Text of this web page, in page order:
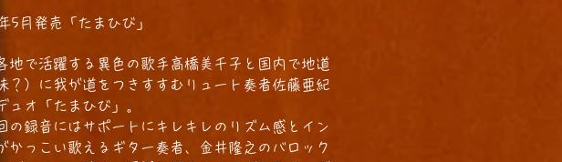
5月発売「たまひび」
地で活躍する異色の歌手高橋美千子と国内で地道
？）に我が道をつきすすむリュート奏者佐藤亜紀
ュオ「たまひび」。
録音にはサポートにキレキレのリズム感とイン
かっこい歌えるギター奏者、金井隆之のバロック